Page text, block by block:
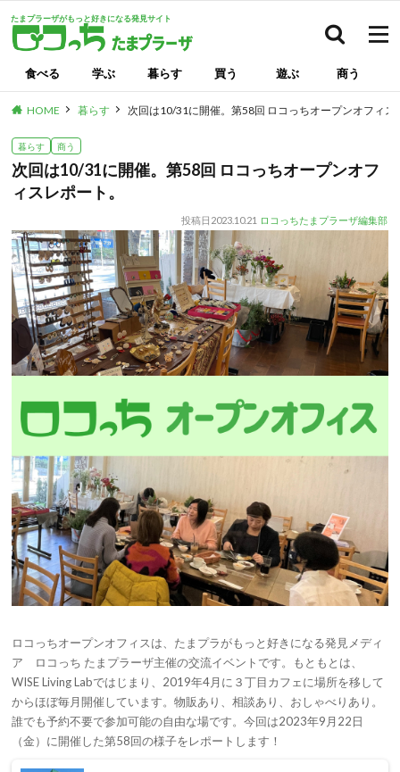
たまプラーザがもっと好きになる発見サイト
食べる 学ぶ 暮らす 買う 遊ぶ 商う
HOME 暮らす 次回は10/31に開催。第58回 ロコっちオープンオフィス
暮らす 商う
次回は10/31に開催。第58回 ロコっちオープンオフ
ィスレポート。
投稿日 2023.10.21 ロコっちたまプラーザ編集部
ロコっちオープンオフィスは、たまプラがもっと好きになる発見メディ
ア ロコっち たまプラーザ主催の交流イベントです。もともとは、
WISE Living Labではじまり、2019年4月に３丁目カフェに場所を移して
からほぼ毎月開催しています。物販あり、相談あり、おしゃべりあり。
誰でも予約不要で参加可能の自由な場です。今回は2023年9月22日
（金）に開催した第58回の様子をレポートします！